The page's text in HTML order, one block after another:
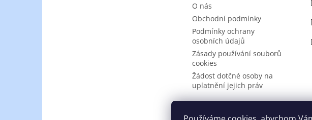
O nás
Obchodní podmínky
Podmínky ochrany
osobních údajů
Zásady používání souborů
cookies
Žádost dotčné osoby na
uplatnění jejich práv